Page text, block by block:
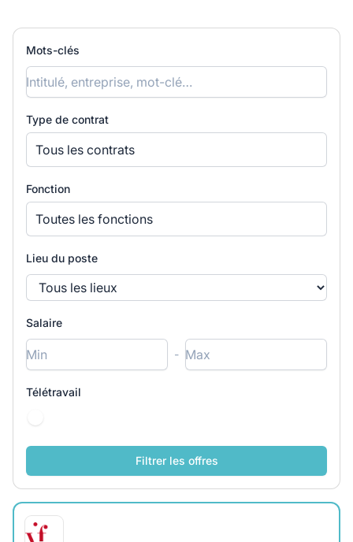
Mots-clés
Type de contrat
Tous les contrats
Fonction
Toutes les fonctions
Lieu du poste
Salaire
-
Télétravail